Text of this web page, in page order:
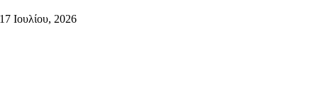
17 Ιουλίου, 2026